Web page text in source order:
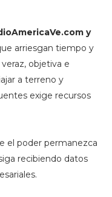
y
arriesgan tiempo y
objetiva e
a terreno y
exige recursos
el poder permanezca
recibiendo datos